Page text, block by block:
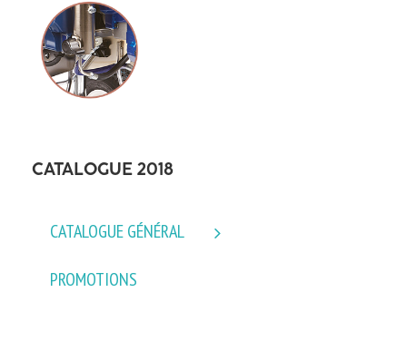
CATALOGUE 2018
CATALOGUE GÉNÉRAL
PROMOTIONS